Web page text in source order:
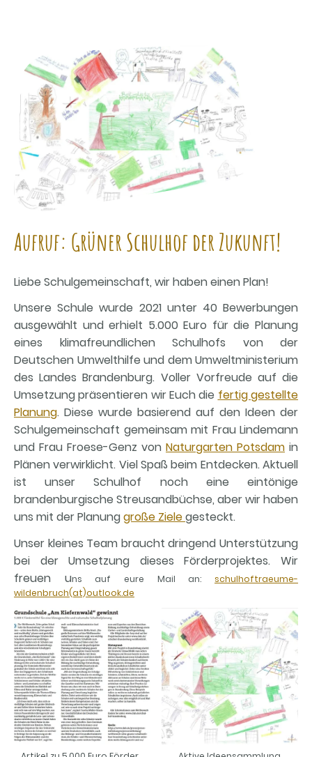
Aufruf: Grüner Schulhof der Zukunft!
Liebe Schulgemeinschaft, wir haben einen Plan!
Unsere Schule wurde 2021 unter 40 Bewerbungen
ausgewählt und erhielt 5.000 Euro für die Planung
eines klimafreundlichen Schulhofs von der
Deutschen Umwelthilfe und dem Umweltministerium
des Landes Brandenburg. Voller Vorfreude auf die
Umsetzung präsentieren wir Euch die fertig gestellte
Planung. Diese wurde basierend auf den Ideen der
Schulgemeinschaft gemeinsam mit Frau Lindemann
und Frau Froese-Genz von Naturgarten Potsdam in
Plänen verwirklicht. Viel Spaß beim Entdecken. Aktuell
ist unser Schulhof noch eine eintönige
brandenburgische Streusandbüchse, aber wir haben
uns mit der Planunggroße Zielegesteckt.
Unser kleines Team braucht dringend Unterstützung
bei der Umsetzung dieses Förderprojektes. Wir
freuen uns auf eure Mail an: schulhoftraeume-
wildenbruch(at)outlook.de